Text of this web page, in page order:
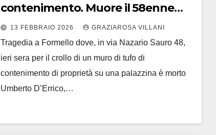
contenimento. Muore il 58enne
Umberto D’Errico
13 FEBBRAIO 2026 GRAZIAROSA VILLANI
Tragedia a Formello dove, in via Nazario Sauro 48,
ieri sera per il crollo di un muro di tufo di
contenimento di proprietà su una palazzina è morto
Umberto D’Errico,…